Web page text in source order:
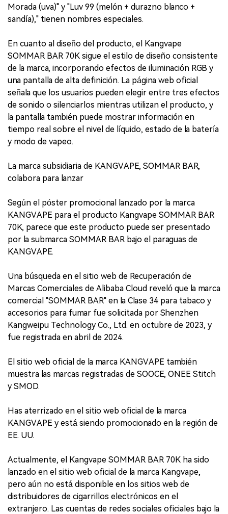
Morada (uva)" y "Luv 99 (melón + durazno blanco +
sandía)," tienen nombres especiales.
En cuanto al diseño del producto, el Kangvape
SOMMAR BAR 70K sigue el estilo de diseño consistente
de la marca, incorporando efectos de iluminación RGB y
una pantalla de alta definición. La página web oficial
señala que los usuarios pueden elegir entre tres efectos
de sonido o silenciarlos mientras utilizan el producto, y
la pantalla también puede mostrar información en
tiempo real sobre el nivel de líquido, estado de la batería
y modo de vapeo.
La marca subsidiaria de KANGVAPE, SOMMAR BAR,
colabora para lanzar
Según el póster promocional lanzado por la marca
KANGVAPE para el producto Kangvape SOMMAR BAR
70K, parece que este producto puede ser presentado
por la submarca SOMMAR BAR bajo el paraguas de
KANGVAPE.
Una búsqueda en el sitio web de Recuperación de
Marcas Comerciales de Alibaba Cloud reveló que la marca
comercial "SOMMAR BAR" en la Clase 34 para tabaco y
accesorios para fumar fue solicitada por Shenzhen
Kangweipu Technology Co., Ltd. en octubre de 2023, y
fue registrada en abril de 2024.
El sitio web oficial de la marca KANGVAPE también
muestra las marcas registradas de SOOCE, ONEE Stitch
y SMOD.
Has aterrizado en el sitio web oficial de la marca
KANGVAPE y está siendo promocionado en la región de
EE. UU.
Actualmente, el Kangvape SOMMAR BAR 70K ha sido
lanzado en el sitio web oficial de la marca Kangvape,
pero aún no está disponible en los sitios web de
distribuidores de cigarrillos electrónicos en el
extranjero. Las cuentas de redes sociales oficiales bajo la